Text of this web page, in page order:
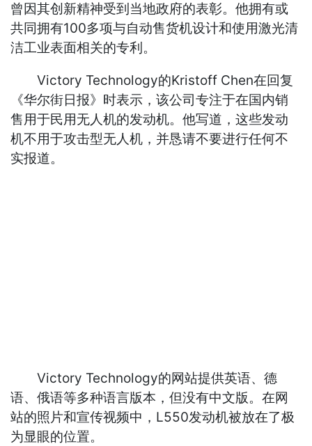
曾因其创新精神受到当地政府的表彰。他拥有或
共同拥有100多项与自动售货机设计和使用激光清
洁工业表面相关的专利。
Victory Technology的Kristoff Chen在回复
《华尔街日报》时表示，该公司专注于在国内销
售用于民用无人机的发动机。他写道，这些发动
机不用于攻击型无人机，并恳请不要进行任何不
实报道。
Victory Technology的网站提供英语、德
语、俄语等多种语言版本，但没有中文版。在网
站的照片和宣传视频中，L550发动机被放在了极
为显眼的位置。